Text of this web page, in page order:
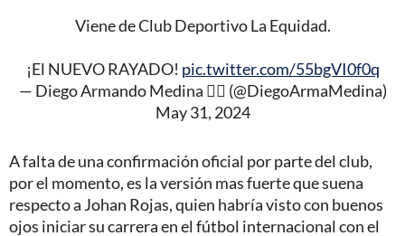
Viene de Club Deportivo La Equidad.
¡El NUEVO RAYADO! pic.twitter.com/55bgVI0f0q
— Diego Armando Medina ✋🏻 (@DiegoArmaMedina)
May 31, 2024
A falta de una confirmación oficial por parte del club,
por el momento, es la versión mas fuerte que suena
respecto a Johan Rojas, quien habría visto con buenos
ojos iniciar su carrera en el fútbol internacional con el